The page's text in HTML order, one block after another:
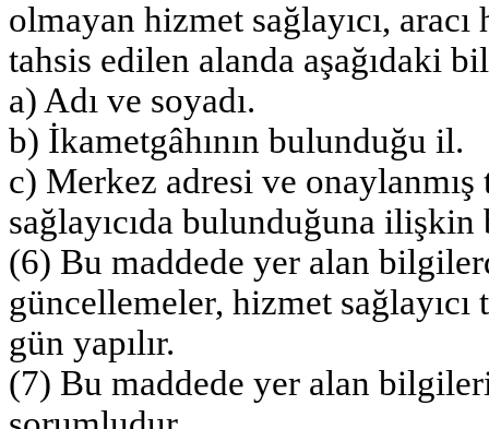
olmayan hizmet sağlayıcı,
tahsis edilen alanda aşağıdaki
a) Adı ve soyadı.
b) İkametgâhının bulunduğu il.
c) Merkez adresi ve onaylanmış
sağlayıcıda bulunduğuna
(6) Bu maddede yer alan
güncellemeler, hizmet
gün yapılır.
(7) Bu maddede yer alan